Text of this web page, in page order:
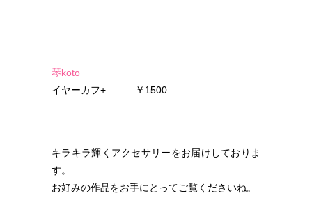
琴koto
イヤーカフ+ ￥1500
キラキラ輝くアクセサリーをお届けしておりま
す。
お好みの作品をお手にとってご覧くださいね。